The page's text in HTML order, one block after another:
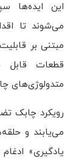
این ایده‌ها
می‌شوند تا
مبتنی بر
قطعات قابل
متدولوژی‌های
رویکرد چابک
می‌یابند و
یادگیری»